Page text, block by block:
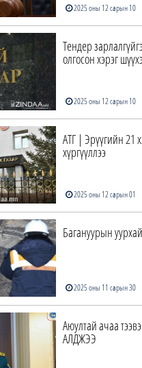
2025 оны 12 сарын 10
Тендер
олгосон хэрэг
2025 оны 12 сарын 10
АТГ | Эрүүгийн 21
хүргүүллээ
2025 оны 12 сарын 01
Багануурын
2025 оны 11 сарын 30
Аюултай ачаа
АЛДЖЭЭ